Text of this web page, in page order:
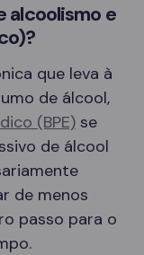
alcoolismo e
que leva à
de álcool,
(BPE) se
de álcool
de menos
passo para o